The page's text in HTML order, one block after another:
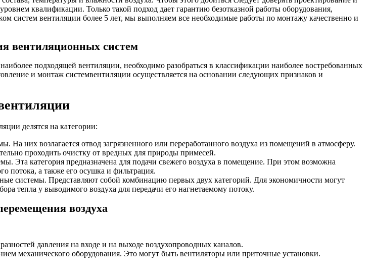
квалификации. Только такой подход дает гарантию безотказной работы оборудования,
систем вентиляции более 5 лет, мы выполняем все необходимые работы по монтажу качественно и
вентиляционных систем
подходящей вентиляции, необходимо разобраться в классификации наиболее востребованных
и монтаж системвентиляции осуществляется на основании следующих признаков и
делятся на категории:
На них возлагается отвод загрязненного или переработанного воздуха из помещений в атмосферу.
проходить очистку от вредных для природы примесей.
Эта категория предназначена для подачи свежего воздуха в помещение. При этом возможна
потока, а также его осушка и фильтрация.
системы. Представляют собой комбинацию первых двух категорий. Для экономичности могут
тепла у выводимого воздуха для передачи его нагнетаемому потоку.
воздуха
давления на входе и на выходе воздухопроводных каналов.
механического оборудования. Это могут быть вентиляторы или приточные установки.